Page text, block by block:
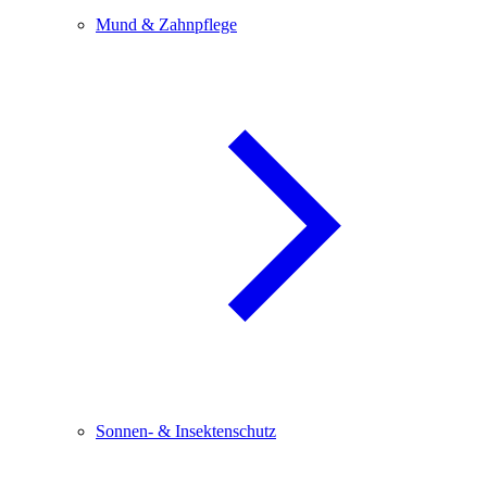
Mund & Zahnpflege
Sonnen- & Insektenschutz